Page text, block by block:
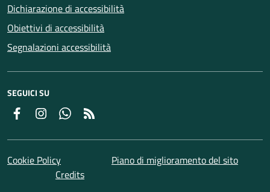
Dichiarazione di accessibilità
Obiettivi di accessibilità
Segnalazioni accessibilità
SEGUICI SU
FacebookInstagramWhatsapp
Cookie Policy
Piano di miglioramento del sito
Credits